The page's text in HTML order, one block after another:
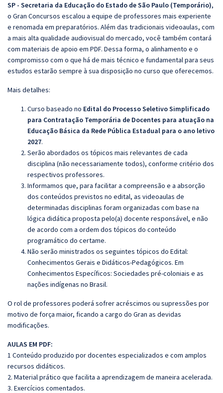
SP - Secretaria da Educação do Estado de São Paulo (Temporário),
o Gran Concursos escalou a equipe de professores mais experiente
e renomada em preparatórios. Além das tradicionais videoaulas, com
a mais alta qualidade audiovisual do mercado, você também contará
com materiais de apoio em PDF. Dessa forma, o alinhamento e o
compromisso com o que há de mais técnico e fundamental para seus
estudos estarão sempre à sua disposição no curso que oferecemos.
Mais detalhes:
Curso baseado no Edital do Processo Seletivo Simplificado
para Contratação Temporária de Docentes para atuação na
Educação Básica da Rede Pública Estadual para o ano letivo
2027.
Serão abordados os tópicos mais relevantes de cada
disciplina (não necessariamente todos), conforme critério dos
respectivos professores.
Informamos que, para facilitar a compreensão e a absorção
dos conteúdos previstos no edital, as videoaulas de
determinadas disciplinas foram organizadas com base na
lógica didática proposta pelo(a) docente responsável, e não
de acordo com a ordem dos tópicos do conteúdo
programático do certame.
Não serão ministrados os seguintes tópicos do Edital:
Conhecimentos Gerais e Didáticos-Pedagógicos. Em
Conhecimentos Específicos: Sociedades pré-coloniais e as
nações indígenas no Brasil.
O rol de professores poderá sofrer acréscimos ou supressões por
motivo de força maior, ficando a cargo do Gran as devidas
modificações.
AULAS EM PDF:
1 Conteúdo produzido por docentes especializados e com amplos
recursos didáticos.
2. Material prático que facilita a aprendizagem de maneira acelerada.
3. Exercícios comentados.